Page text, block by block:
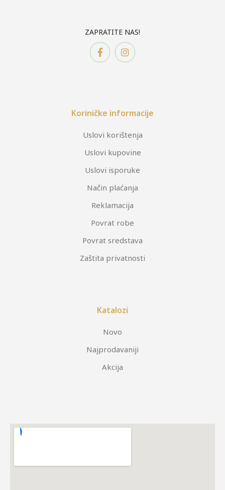
ZAPRATITE NAS!
Koriničke informacije
Uslovi korištenja
Uslovi kupovine
Uslovi isporuke
Način plaćanja
Reklamacija
Povrat robe
Povrat sredstava
Zaštita privatnosti
Katalozi
Novo
Najprodavaniji
Akcija